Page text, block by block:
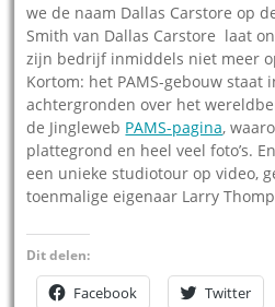
we de naam Dallas Carstore op
Smith van Dallas Carstore laat
zijn bedrijf inmiddels niet meer
Kortom: het PAMS-gebouw staat
achtergronden over het
de Jingleweb PAMS-pagina,
plattegrond en heel veel foto’s.
een unieke studiotour op video,
toenmalige eigenaar Larry
Dit delen:
Facebook Twitter